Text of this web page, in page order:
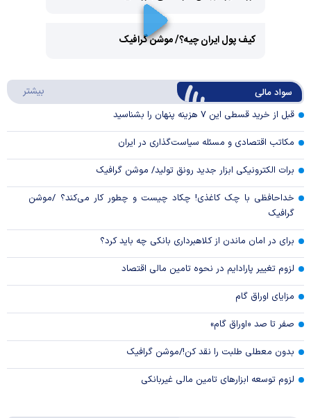
Video
کیف پول ایران چیه؟/ موشن گرافیک
سواد مالی بیشتر
قبل از خرید قسطی این ۷ هزینه پنهان را بشناسید
مکاتب اقتصادی و مسئله سیاست‌گذاری در ایران
برات الکترونیکی ابزار جدید رونق تولید/ موشن گرافیک
خداحافظی با چک کاغذی! چکاد چیست و چطور کار می‌کند؟ /موشن
گرافیک
برای در امان ماندن از کلاهبرداری بانکی چه باید کرد؟
لزوم تغییر پارادایم در نحوه تامین مالی اقتصاد
مزایای اوراق گام
صفر تا صد «اوراق گام»
بدون معطلی طلبت را نقد کن!/موشن گرافیک
لزوم توسعه ابزارهای تامین مالی غیربانکی